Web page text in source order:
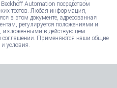
Automation посредством
тестов. Любая информация,
в этом документе, адресованная
регулируется положениями и
изложенными в действующем
соглашении. Применяются наши общие
условия.